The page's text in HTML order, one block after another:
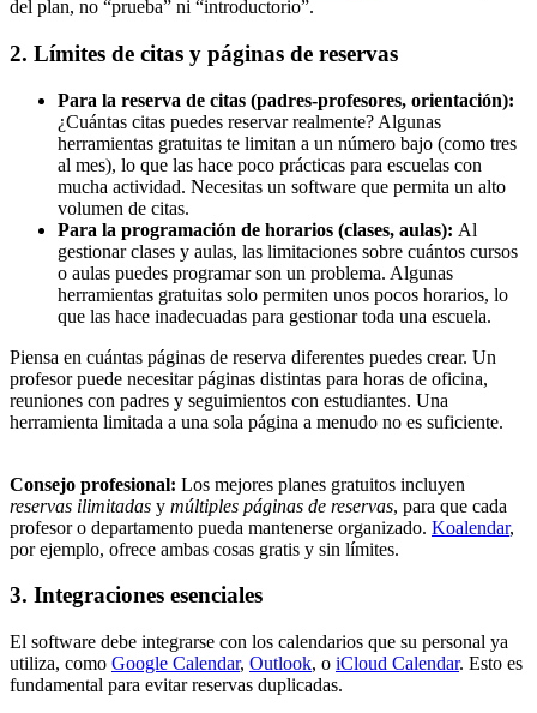
del plan, no “prueba” ni “introductorio”.
2. Límites de citas y páginas de reservas
Para la reserva de citas (padres-profesores, orientación):
¿Cuántas citas puedes reservar realmente? Algunas
herramientas gratuitas te limitan a un número bajo (como tres
al mes), lo que las hace poco prácticas para escuelas con
mucha actividad. Necesitas un software que permita un alto
volumen de citas.
Para la programación de horarios (clases, aulas): Al
gestionar clases y aulas, las limitaciones sobre cuántos cursos
o aulas puedes programar son un problema. Algunas
herramientas gratuitas solo permiten unos pocos horarios, lo
que las hace inadecuadas para gestionar toda una escuela.
Piensa en cuántas páginas de reserva diferentes puedes crear. Un
profesor puede necesitar páginas distintas para horas de oficina,
reuniones con padres y seguimientos con estudiantes. Una
herramienta limitada a una sola página a menudo no es suficiente.
Consejo profesional: Los mejores planes gratuitos incluyen
reservas ilimitadas y múltiples páginas de reservas, para que cada
profesor o departamento pueda mantenerse organizado. Koalendar,
por ejemplo, ofrece ambas cosas gratis y sin límites.
3. Integraciones esenciales
El software debe integrarse con los calendarios que su personal ya
utiliza, como Google Calendar, Outlook, o iCloud Calendar. Esto es
fundamental para evitar reservas duplicadas.